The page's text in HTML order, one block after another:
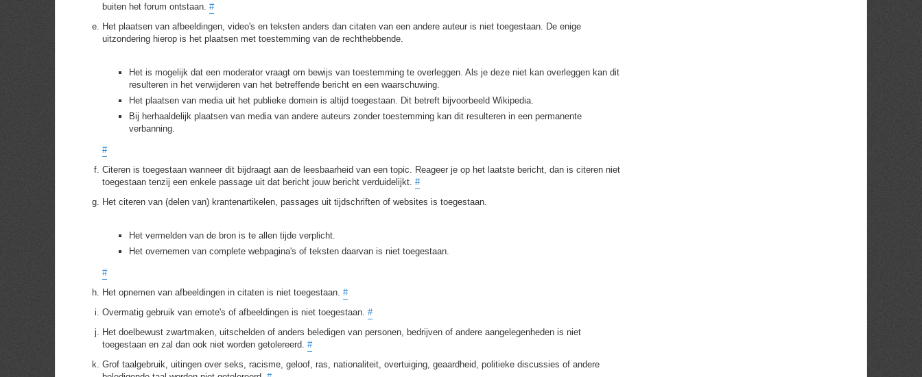
buiten het forum ontstaan. #
Het plaatsen van afbeeldingen, video's en teksten anders dan citaten van een andere auteur is niet toegestaan. De enige
uitzondering hierop is het plaatsen met toestemming van de rechthebbende.
Het is mogelijk dat een moderator vraagt om bewijs van toestemming te overleggen. Als je deze niet kan overleggen kan dit
resulteren in het verwijderen van het betreffende bericht en een waarschuwing.
Het plaatsen van media uit het publieke domein is altijd toegestaan. Dit betreft bijvoorbeeld Wikipedia.
Bij herhaaldelijk plaatsen van media van andere auteurs zonder toestemming kan dit resulteren in een permanente
verbanning.
#
Citeren is toegestaan wanneer dit bijdraagt aan de leesbaarheid van een topic. Reageer je op het laatste bericht, dan is citeren niet
toegestaan tenzij een enkele passage uit dat bericht jouw bericht verduidelijkt. #
Het citeren van (delen van) krantenartikelen, passages uit tijdschriften of websites is toegestaan.
Het vermelden van de bron is te allen tijde verplicht.
Het overnemen van complete webpagina's of teksten daarvan is niet toegestaan.
#
Het opnemen van afbeeldingen in citaten is niet toegestaan. #
Overmatig gebruik van emote's of afbeeldingen is niet toegestaan. #
Het doelbewust zwartmaken, uitschelden of anders beledigen van personen, bedrijven of andere aangelegenheden is niet
toegestaan en zal dan ook niet worden getolereerd. #
Grof taalgebruik, uitingen over seks, racisme, geloof, ras, nationaliteit, overtuiging, geaardheid, politieke discussies of andere